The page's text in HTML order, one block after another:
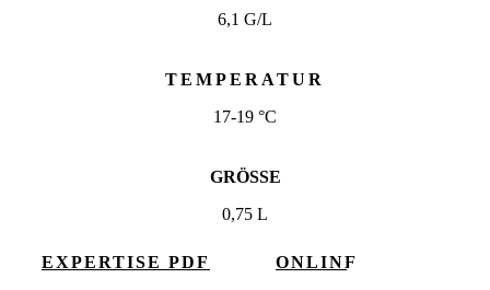
6,1 G/L
TEMPERATUR
17-19 °C
GRÖSSE
0,75 L
EXPERTISE PDF
ONLINE